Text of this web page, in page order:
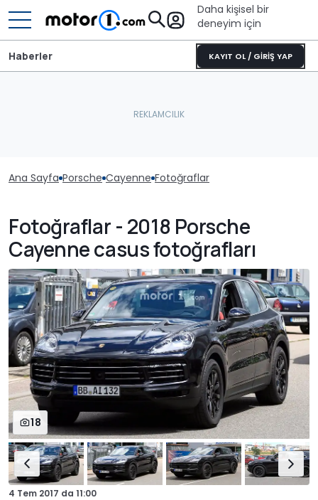
Daha kişisel bir
deneyim için
KAYIT OL / GİRİŞ YAP
Haberler
Ana Sayfa Porsche Cayenne Fotoğraflar
Fotoğraflar - 2018 Porsche
Cayenne casus fotoğrafları
18
4 Tem 2017 da 11:00